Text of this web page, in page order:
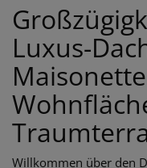
Luxus-
Willkommen über den